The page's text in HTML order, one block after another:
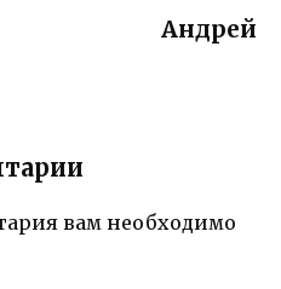
Андрей
вам необходимо